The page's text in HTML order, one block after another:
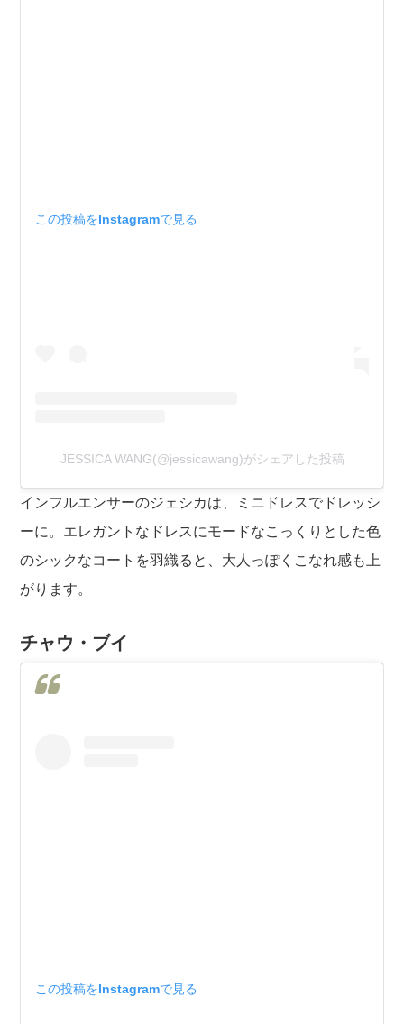
この投稿をInstagramで見る
JESSICA WANG(@jessicawang)がシェアした投稿
インフルエンサーのジェシカは、ミニドレスでドレッシ
ーに。エレガントなドレスにモードなこっくりとした色
のシックなコートを羽織ると、大人っぽくこなれ感も上
がります。
チャウ・ブイ
この投稿をInstagramで見る